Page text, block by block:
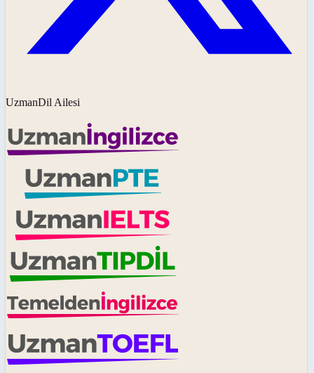
UzmanDil Ailesi